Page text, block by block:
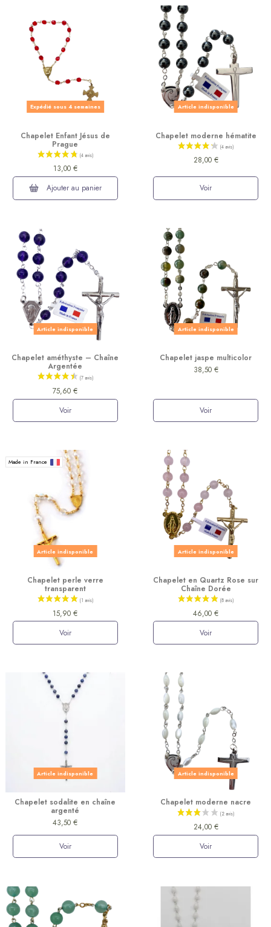
Expédié sous 4 semaines
Chapelet Enfant Jésus de
Prague
13,00 €
Ajouter au panier
Article indisponible
Chapelet moderne hématite
28,00 €
Voir
Article indisponible
Chapelet améthyste – Chaîne
Argentée
75,60 €
Voir
Article indisponible
Chapelet jaspe multicolor
38,50 €
Voir
Made in France
Article indisponible
Chapelet perle verre
transparent
15,90 €
Voir
Article indisponible
Chapelet en Quartz Rose sur
Chaîne Dorée
46,00 €
Voir
Article indisponible
Chapelet sodalite en chaîne
argenté
43,50 €
Voir
Article indisponible
Chapelet moderne nacre
24,00 €
Voir